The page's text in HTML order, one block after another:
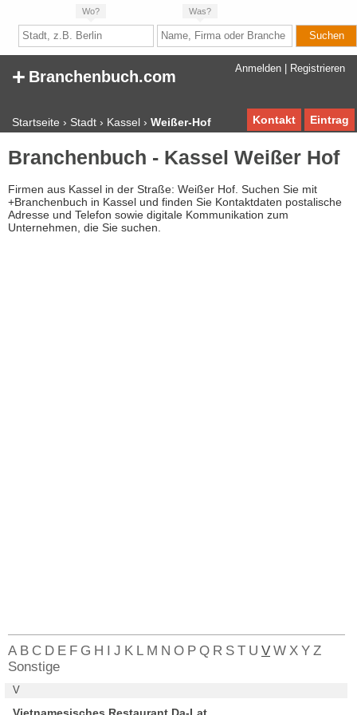
Wo? Was?
Anmelden Registrieren
+ Branchenbuch.com
Startseite › Stadt › Kassel › Weißer-Hof Eintrag
Kontakt
Branchenbuch - Kassel Weißer Hof
Firmen aus Kassel in der Straße: Weißer Hof. Suchen Sie mit
+Branchenbuch in Kassel und finden Sie Kontaktdaten postalische
Adresse und Telefon sowie digitale Kommunikation zum
Unternehmen, die Sie suchen.
A B C D E F G H I J K L M N O P Q R S T U V W X Y Z
Sonstige
V
Vietnamesisches Restaurant Da-Lat